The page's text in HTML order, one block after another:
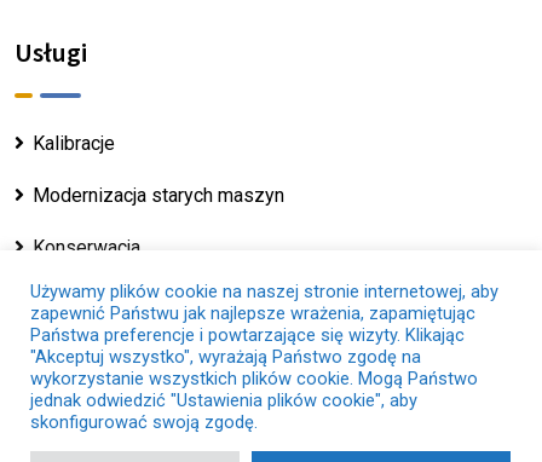
Usługi
Kalibracje
Modernizacja starych maszyn
Konserwacja
Copyright © 2025 - Servosis.com |Nota Prawna|
Polityka Dotycząca Plików Cookie | Polityka
Używamy plików cookie na naszej stronie internetowej, aby
zapewnić Państwu jak najlepsze wrażenia, zapamiętując
Państwa preferencje i powtarzające się wizyty. Klikając
"Akceptuj wszystko", wyrażają Państwo zgodę na
wykorzystanie wszystkich plików cookie. Mogą Państwo
jednak odwiedzić "Ustawienia plików cookie", aby
skonfigurować swoją zgodę.